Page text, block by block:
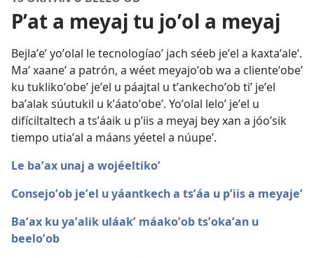
Pʼat a meyaj tu joʼol a meyaj
Bejlaʼeʼ yoʼolal le tecnologíaoʼ jach séeb jeʼel a kaxtaʼaleʼ.
Maʼ xaaneʼ a patrón, a wéet meyajoʼob wa a clienteʼobeʼ
ku tuklikoʼobeʼ jeʼel u páajtal u tʼankechoʼob tiʼ jeʼel
baʼalak súutukil u kʼáatoʼobeʼ. Yoʼolal leloʼ jeʼel u
difíciltaltech a tsʼáaik u pʼiis a meyaj bey xan a jóoʼsik
tiempo utiaʼal a máans yéetel a núupe’.
Le baʼax unaj a wojéeltikoʼ
Consejoʼob jeʼel u yáantkech a tsʼáa u pʼiis a meyajeʼ
Baʼax ku yaʼalik uláakʼ máakoʼob tsʼokaʼan u
beeloʼob